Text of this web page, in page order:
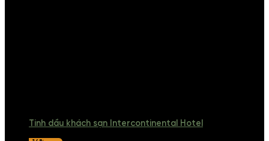
Tinh dầu khách sạn Intercontinental Hotel